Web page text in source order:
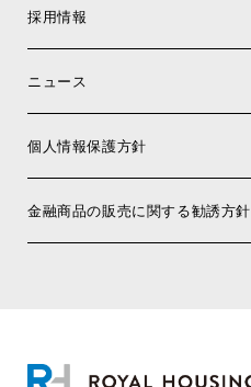
採用情報
ニュース
個人情報保護方針
金融商品の販売に関する勧誘方針